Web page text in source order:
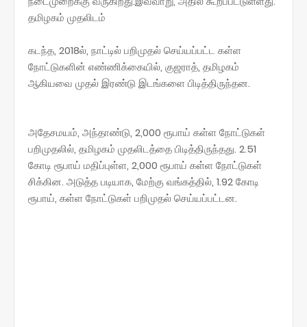
தமிழகம் முதலிடம்
கடந்த, 2018ல், நாட்டில் பறிமுதல் செய்யப்பட்ட கள்ள
நோட்டுகளின் எண்ணிக்கையில், குஜராத், தமிழகம்
ஆகியவை முதல் இரண்டு இடங்களை பிடித்திருந்தன.
அதேசமயம், அந்தாண்டு, 2,000 ரூபாய் கள்ள நோட்டுகள்
பறிமுதலில், தமிழகம் முதலிடத்தை பிடித்திருந்தது. 2.51
கோடி ரூபாய் மதிப்புள்ள, 2,000 ரூபாய் கள்ள நோட்டுகள்
சிக்கின. அடுத்த படியாக, மேற்கு வங்கத்தில், 1.92 கோடி
ரூபாய், கள்ள நோட்டுகள் பறிமுதல் செய்யப்பட்டன.